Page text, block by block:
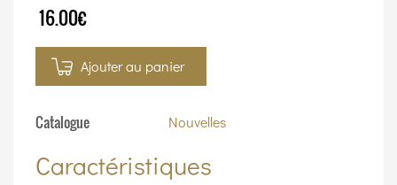
16.00€
Ajouter au panier
Catalogue Nouvelles
Caractéristiques